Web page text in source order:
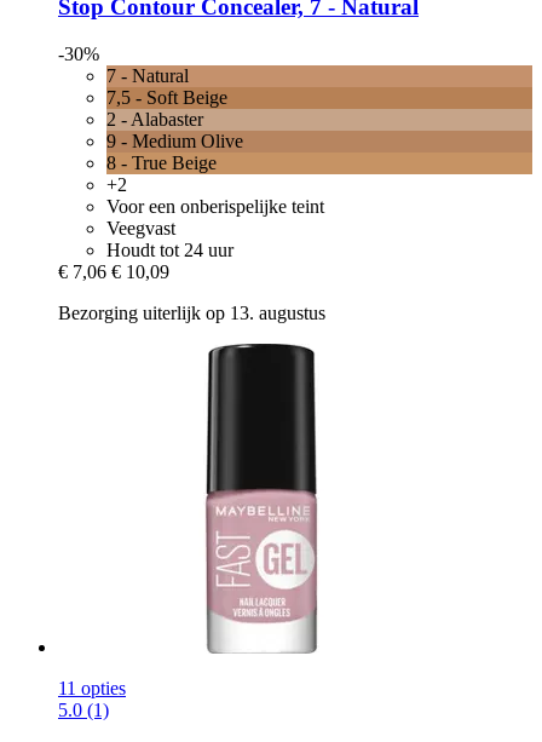
Stop Contour Concealer, 7 -​ Natural
-30%
7 - Natural
7,5 - Soft Beige
2 - Alabaster
9 - Medium Olive
8 - True Beige
+2
Voor een onberispelijke teint
Veegvast
Houdt tot 24 uur
€ 7,06 € 10,09
Bezorging uiterlijk op 13. augustus
11 opties
5.0 (1)